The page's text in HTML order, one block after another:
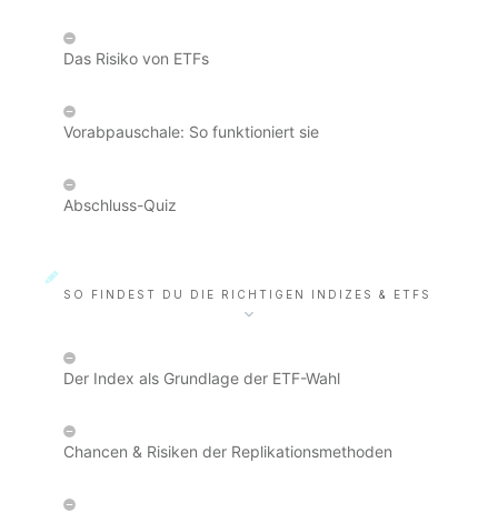
Das Risiko von ETFs
Vorabpauschale: So funktioniert sie
Abschluss-Quiz
SO FINDEST DU DIE RICHTIGEN INDIZES & ETFS
Der Index als Grundlage der ETF-Wahl
Chancen & Risiken der Replikationsmethoden